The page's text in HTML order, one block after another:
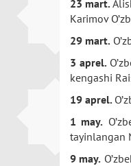
23 mart.
Karimov
29 mart.
3 aprel.
kengashi
19 aprel.
1 may.
tayinlangan
9 may.